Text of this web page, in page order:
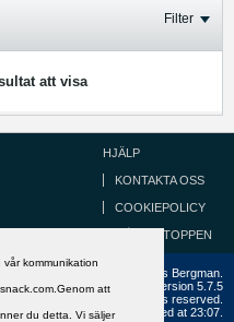
kommunikation
att
du detta. Vi säljer
Filter
att visa
HJÄLP
KONTAKTA OSS
COOKIEPOLICY
GÅ TILL TOPPEN
Grundad 2002 av Anders Bergman.
Powered byvBulletin®
Version 5.7.5
I, LLC dba vBulletin. All rights reserved.
This page was generated at 23:07.